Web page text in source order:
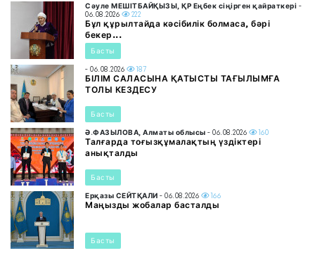
Сәуле МЕШІТБАЙҚЫЗЫ, ҚР Еңбек сіңірген қайраткері -
06.08.2026
222
Бұл құрылтайда кәсібилік болмаса, бәрі
бекер...
Басты
- 06.08.2026 187
БІЛІМ САЛАСЫНА ҚАТЫСТЫ ТАҒЫЛЫМҒА
ТОЛЫ КЕЗДЕСУ
Басты
Ә.ФАЗЫЛОВА, Алматы облысы - 06.08.2026 160
Талғарда тоғызқұмалақтың үздіктері
анықталды
Басты
Ерқазы СЕЙТҚАЛИ - 06.08.2026 166
Маңызды жобалар басталды
Басты